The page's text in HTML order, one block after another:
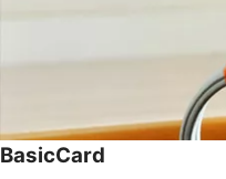
BasicCard